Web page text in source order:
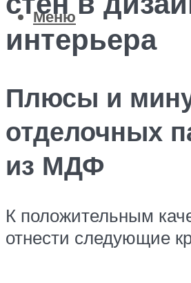
Меню
интерьера
Плюсы и
отделочных
из МДФ
К положительным
отнести следующие